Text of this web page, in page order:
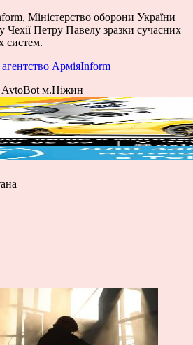
Міністерство оборони України
Чехії Петру Павелу зразки сучасних
систем.
АрміяInform
AvtoBot м.Ніжин